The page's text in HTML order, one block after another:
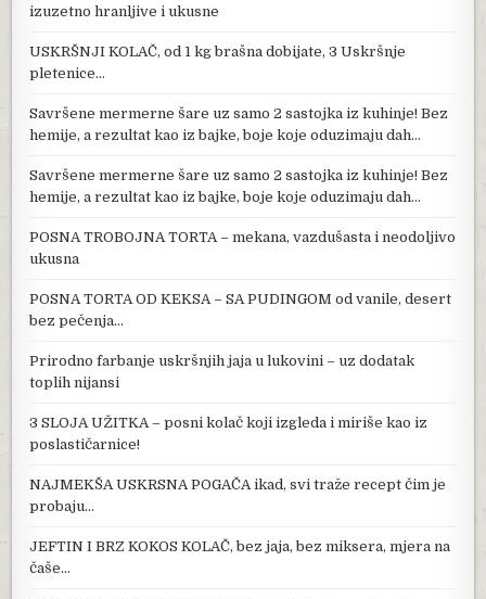
izuzetno hranljive i ukusne
USKRŠNJI KOLAČ, od 1 kg brašna dobijate, 3 Uskršnje
pletenice…
Savršene mermerne šare uz samo 2 sastojka iz kuhinje! Bez
hemije, a rezultat kao iz bajke, boje koje oduzimaju dah…
Savršene mermerne šare uz samo 2 sastojka iz kuhinje! Bez
hemije, a rezultat kao iz bajke, boje koje oduzimaju dah…
POSNA TROBOJNA TORTA – mekana, vazdušasta i neodoljivo
ukusna
POSNA TORTA OD KEKSA – SA PUDINGOM od vanile, desert
bez pečenja…
Prirodno farbanje uskršnjih jaja u lukovini – uz dodatak
toplih nijansi
3 SLOJA UŽITKA – posni kolač koji izgleda i miriše kao iz
poslastičarnice!
NAJMEKŠA USKRSNA POGAČA ikad, svi traže recept čim je
probaju…
JEFTIN I BRZ KOKOS KOLAČ, bez jaja, bez miksera, mjera na
čaše…